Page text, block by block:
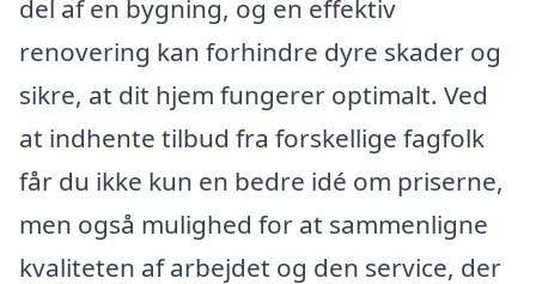
del af en bygning, og en effektiv
renovering kan forhindre dyre skader og
sikre, at dit hjem fungerer optimalt. Ved
at indhente tilbud fra forskellige fagfolk
får du ikke kun en bedre idé om priserne,
men også mulighed for at sammenligne
kvaliteten af arbejdet og den service, der